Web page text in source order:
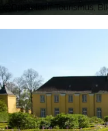
Düsseldorf Tourismus,